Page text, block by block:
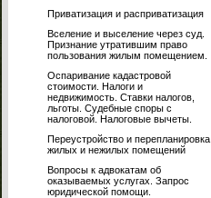
Приватизация и расприватизация
Вселение и выселение через суд.
Признание утратившим право
пользования жилым помещением.
Оспаривание кадастровой
стоимости. Налоги и
недвижимость. Ставки налогов,
льготы. Судебные споры с
налоговой. Налоговые вычеты.
Переустройство и перепланировка
жилых и нежилых помещений
Вопросы к адвокатам об
оказываемых услугах. Запрос
юридической помощи.